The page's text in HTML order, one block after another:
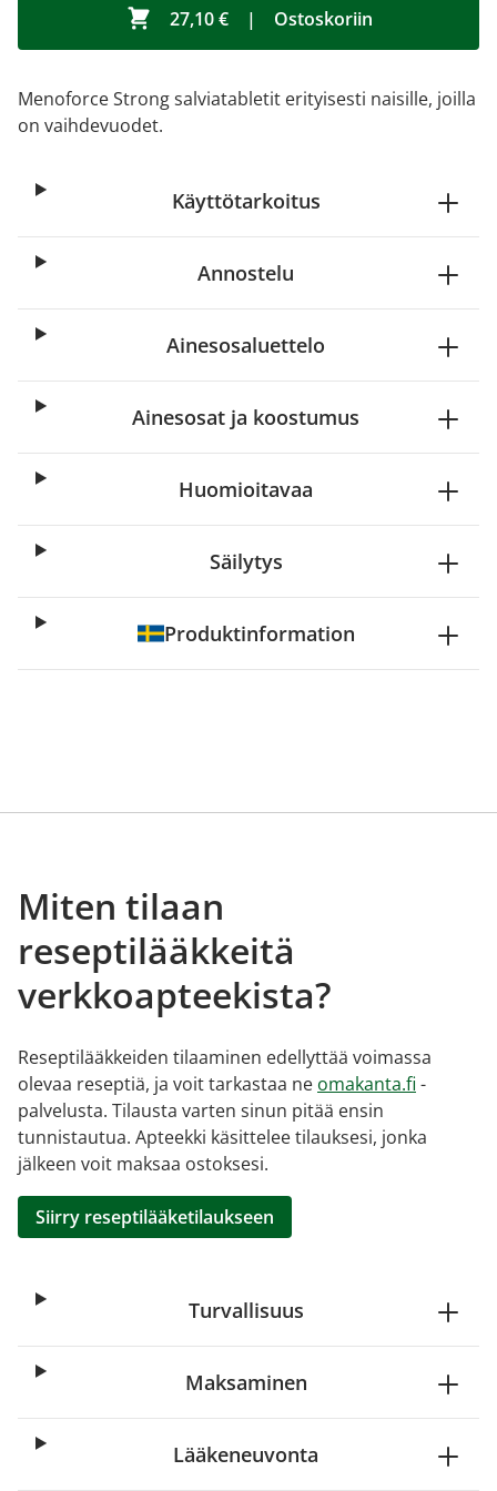
27,10 € | Ostoskoriin
Menoforce Strong salviatabletit erityisesti naisille, joilla
on vaihdevuodet.
Käyttötarkoitus
Annostelu
Ainesosaluettelo
Ainesosat ja koostumus
Huomioitavaa
Säilytys
Produktinformation
Miten tilaan
reseptilääkkeitä
verkkoapteekista?
Reseptilääkkeiden tilaaminen edellyttää voimassa
olevaa reseptiä, ja voit tarkastaa ne omakanta.fi -
palvelusta. Tilausta varten sinun pitää ensin
tunnistautua. Apteekki käsittelee tilauksesi, jonka
jälkeen voit maksaa ostoksesi.
Siirry reseptilääketilaukseen
Turvallisuus
Maksaminen
Lääkeneuvonta